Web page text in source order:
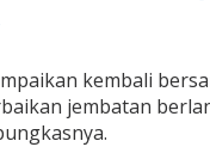
kembali
jembatan